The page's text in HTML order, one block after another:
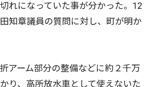
れになっていた事が分かった。12
知章議員の質問に対し、町が明か
アーム部分の整備などに約２千万
り、高所放水車として使えないた